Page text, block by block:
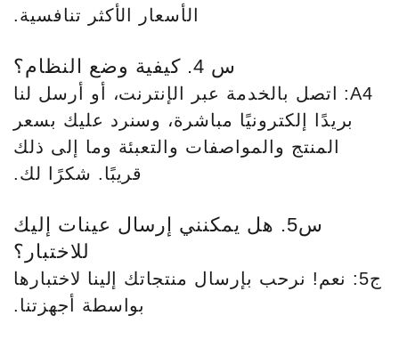
الأسعار الأكثر تنافسية.
س 4. كيفية وضع النظام؟
A4: اتصل بالخدمة عبر الإنترنت، أو أرسل لنا
بريدًا إلكترونيًا مباشرة، وسنرد عليك بسعر
المنتج والمواصفات والتعبئة وما إلى ذلك
قريبًا. شكرًا لك.
س5. هل يمكنني إرسال عينات إليك
للاختبار؟
ج5: نعم! نرحب بإرسال منتجاتك إلينا لاختبارها
بواسطة أجهزتنا.